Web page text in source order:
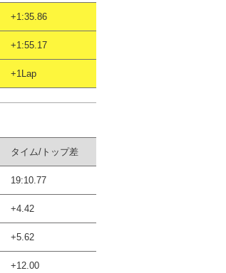
+1:35.86
+1:55.17
+1Lap
タイム/トップ差
19:10.77
+4.42
+5.62
+12.00